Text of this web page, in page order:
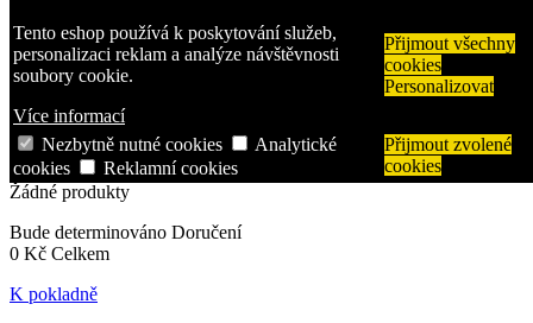
Tento eshop používá k poskytování služeb,
personalizaci reklam a analýze návštěvnosti
soubory cookie.
Více informací
Přijmout všechny
cookies
Personalizovat
Nezbytně nutné cookies
Analytické
cookies
Reklamní cookies
Přijmout zvolené
cookies
Přihlásit se
Napište nám
Zavolejte nám:608 963 288
Košík 0 x Produkty (prázdný)
Žádné produkty
Bude determinováno Doručení
0 Kč Celkem
K pokladně